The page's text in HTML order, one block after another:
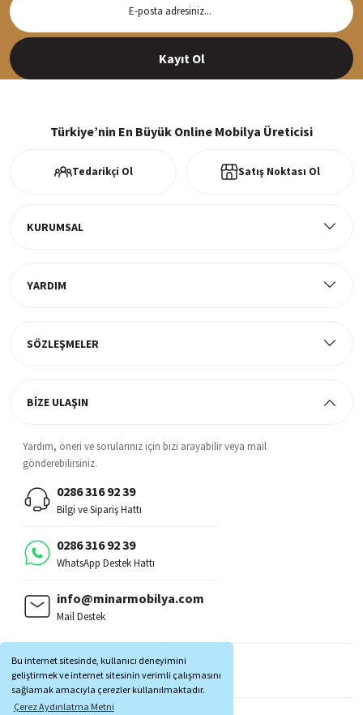
Bu internet sitesinde, kullanıcı deneyimini
geliştirmek ve internet sitesinin verimli çalışmasını
sağlamak amacıyla çerezler kullanılmaktadır.
Çerez Aydınlatma Metni
Siparişleriniz en kısa sürede hazırlanarak kargoya verilir
Kayıt Ol
Türkiye’nin En Büyük Online Mobilya Üreticisi
Tedarikçi Ol Satış Noktası Ol
KURUMSAL
YARDIM
SÖZLEŞMELER
BİZE ULAŞIN
Yardım, öneri ve sorularınız için bizi arayabilir veya mail
gönderebilirsiniz.
0286 316 92 39
Bilgi ve Sipariş Hattı
0286 316 92 39
WhatsApp Destek Hattı
info@minarmobilya.com
Mail Destek
MOBİL UYGULAMALAR: